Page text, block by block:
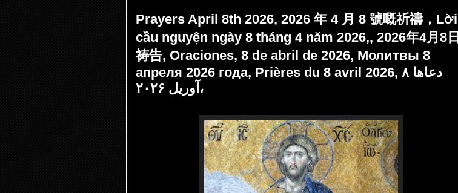
Prayers April 8th 2026, 2026 年 4 月 8 號嘅祈禱，Lời
cầu nguyện ngày 8 tháng 4 năm 2026,, 2026年4月8日
祷告, Oraciones, 8 de abril de 2026, Молитвы 8
апреля 2026 года, Prières du 8 avril 2026, دعاها ۸
آوریل ۲۰۲۶،